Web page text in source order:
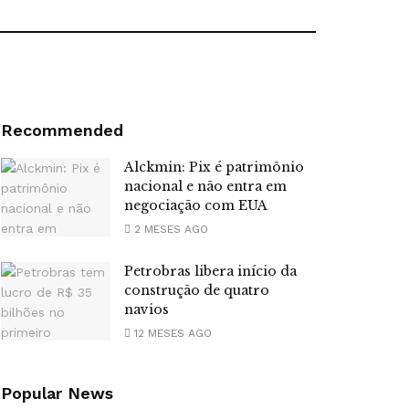
Recommended
Alckmin: Pix é patrimônio
nacional e não entra em
negociação com EUA
2 MESES AGO
Petrobras libera início da
construção de quatro
navios
12 MESES AGO
Popular News